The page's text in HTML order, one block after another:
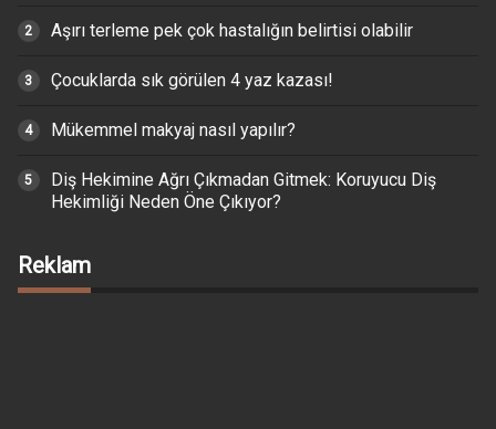
Aşırı terleme pek çok hastalığın belirtisi olabilir
Çocuklarda sık görülen 4 yaz kazası!
Mükemmel makyaj nasıl yapılır?
Diş Hekimine Ağrı Çıkmadan Gitmek: Koruyucu Diş
Hekimliği Neden Öne Çıkıyor?
Reklam